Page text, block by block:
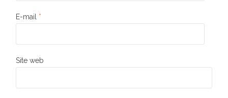
E-mail *
Site web